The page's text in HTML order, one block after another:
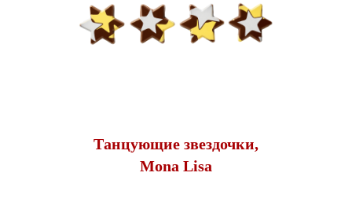
Танцующие звездочки,
Mona Lisa